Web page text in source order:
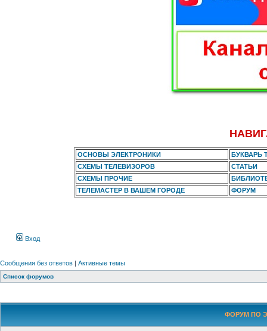
ОСНОВЫ ЭЛЕКТРОНИКИ
БУКВАРЬ
СХЕМЫ ТЕЛЕВИЗОРОВ
СТАТЬИ
СХЕМЫ ПРОЧИЕ
ТЕЛЕМАСТЕР В ВАШЕМ ГОРОДЕ
ФОРУМ
Вход
Сообщения без ответов | Активные темы
Список форумов
ФОРУМ ПО